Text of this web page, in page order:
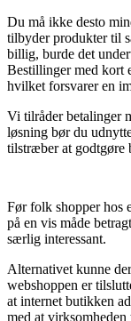
Du må ikke desto
tilbyder produkter til
billig, burde det
Bestillinger med kort
hvilket forsvarer en
Vi tilråder betalinger
løsning bør du
tilstræber at godtgøre
Før folk shopper hos
på en vis måde
særlig interessant.
Alternativet kunne
webshoppen er
at internet butikken
med at virksomheden